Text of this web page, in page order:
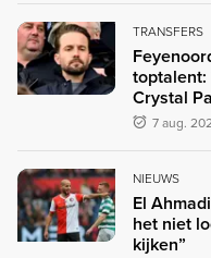
TRANSFERS
toptalent:
Crystal
7 aug.
NIEUWS
El
het niet
kijken”